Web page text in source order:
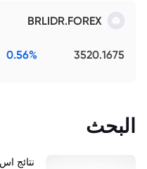
BRLIDR.FOREX
3520.1675
0.56%
البحث